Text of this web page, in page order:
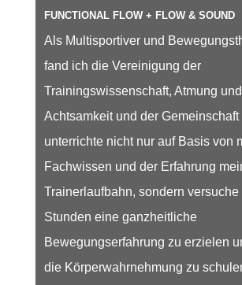
FUNCTIONAL FLOW + FLOW & SOUND
Als Multisportiver und
fand ich die Vereinigung der
Trainingswissenschaft, Atmung und
Achtsamkeit und der Gemeinschaft
unterrichte nicht nur auf Basis von
Fachwissen und der Erfahrung
Trainerlaufbahn, sondern versuche
Stunden eine ganzheitliche
Bewegungserfahrung zu erzielen
die Körperwahrnehmung zu